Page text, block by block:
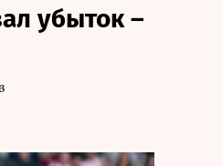
убыток –